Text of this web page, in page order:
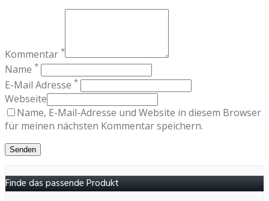
Kommentar *
Name *
E-Mail Adresse *
Webseite
Name, E-Mail-Adresse und Website in diesem Browser
für meinen nächsten Kommentar speichern.
Finde das passende Produkt